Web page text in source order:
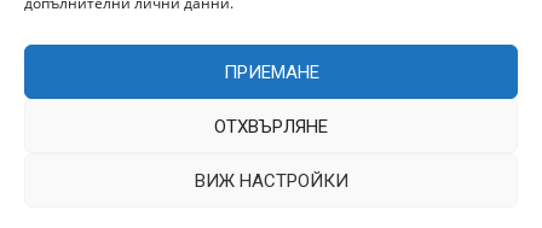
ПРИЕМАНЕ
ОТХВЪРЛЯНЕ
ВИЖ НАСТРОЙКИ